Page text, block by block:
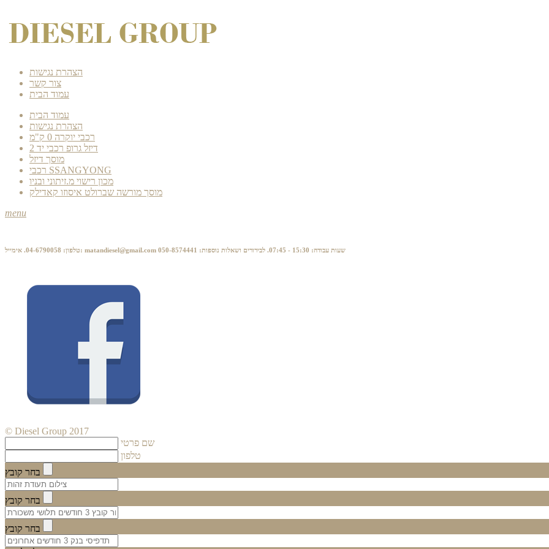
הצהרת נגישות
צור קשר
עמוד הבית
עמוד הבית
הצהרת נגישות
רכבי יוקרה 0 ק"מ
דיזל גרופ רכבי יד 2
מוסך דיזל
רכבי SSANGYONG
מכון רישוי מ.זיתוני ובניו
מוסך מורשה שברולט איסוזו קאדילק
menu
טלפון: 04-6790058. אימייל: matandiesel@gmail.com שעות עבודה: 15:30 - 07:45. לבירורים ושאלות נוספות: 050-8574441
© Diesel Group 2017
שם פרטי
טלפון
בחר קובץ
בחר קובץ
בחר קובץ